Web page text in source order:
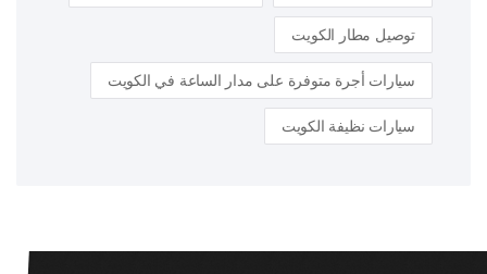
توصيل مطار الكويت
سيارات أجرة متوفرة على مدار الساعة في الكويت
سيارات نظيفة الكويت